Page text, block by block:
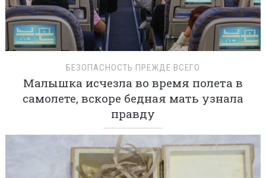
БЕЗОПАСНОСТЬ ПРЕЖДЕ ВСЕГО
Малышка исчезла во время полета в
самолете, вскоре бедная мать узнала
правду